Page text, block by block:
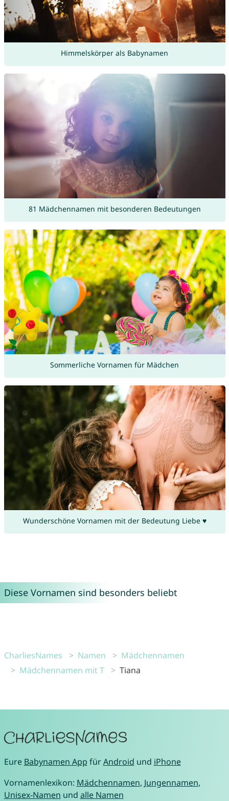
Himmelskörper als Babynamen
81 Mädchennamen mit besonderen Bedeutungen
Sommerliche Vornamen für Mädchen
Wunderschöne Vornamen mit der Bedeutung Liebe ♥
Diese Vornamen sind besonders beliebt
CharliesNames Namen
Mädchennamen
Mädchennamen mit T
Tiana
Eure Babynamen App fürAndroid und iPhone
Vornamenlexikon: Mädchennamen, Jungennamen,
Unisex-Namen und alle Namen